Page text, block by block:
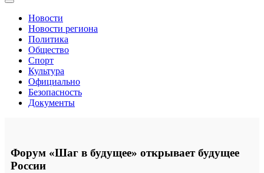
Новости
Новости региона
Политика
Общество
Спорт
Культура
Официально
Безопасность
Документы
Форум «Шаг в будущее» открывает будущее
России